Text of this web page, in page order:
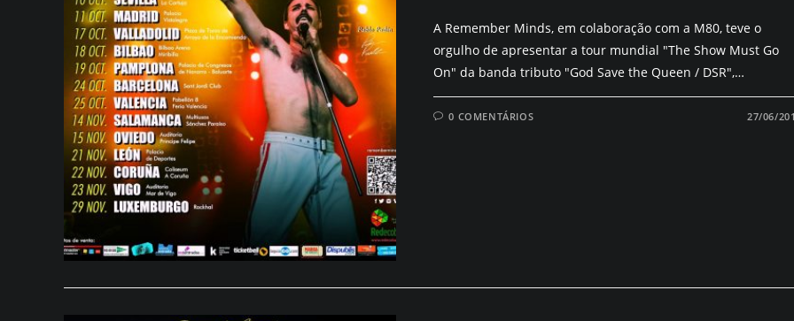
A Remember Minds, em colaboração com a M80, teve o
orgulho de apresentar a tour mundial "The Show Must Go
On" da banda tributo "God Save the Queen / DSR",…
0 COMENTÁRIOS 27/06/